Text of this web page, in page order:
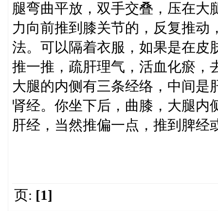
腿弯曲平放，双手交叠，压在大
力向前推到膝关节的，反复推动
法。可以隔着衣服，如果是在皮
推一推，疏肝理气，活血化瘀，
大腿的内侧有三条经络，中间是
肾经。你坐下后，曲膝，大腿内
肝经，当然推偏一点，推到脾经
页: [1]